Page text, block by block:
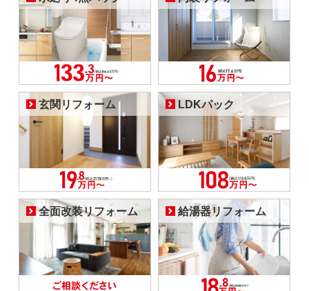
玄関リフォーム LDKパック
全面改装リフォーム 給湯器リフォーム